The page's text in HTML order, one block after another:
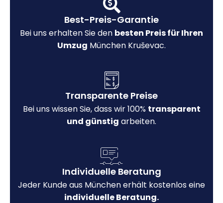
Best-Preis-Garantie
Bei uns erhalten Sie den besten Preis für Ihren
Umzug München Kruševac.
Transparente Preise
Bei uns wissen Sie, dass wir 100% transparent
und günstig arbeiten.
Individuelle Beratung
Jeder Kunde aus München erhält kostenlos eine
individuelle Beratung.